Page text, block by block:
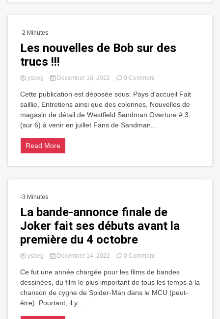
-2 Minutes
Les nouvelles de Bob sur des
trucs !!!
ysbeg December 16, 2022 0 Commenton
nouvelles
de
Bob
Cette publication est déposée sous: Pays d’accueil Fait
saillie, Entretiens ainsi que des colonnes, Nouvelles de
magasin de détail de Westfield Sandman Overture # 3
(sur 6) à venir en juillet Fans de Sandman...
Read More
-3 Minutes
La bande-annonce finale de
Joker fait ses débuts avant la
première du 4 octobre
ysbeg December 14, 2022 0 Commenton
bande-
annonce
finale
Ce fut une année chargée pour les films de bandes
dessinées, du film le plus important de tous les temps à la
chanson de cygne de Spider-Man dans le MCU (peut-
être). Pourtant, il y...